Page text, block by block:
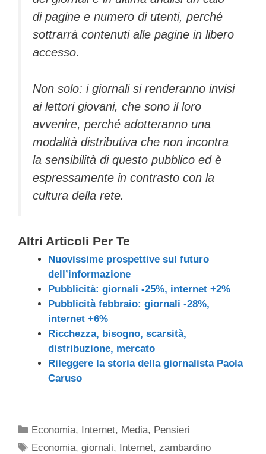
di pagine e numero di utenti, perché
sottrarrà contenuti alle pagine in libero
accesso.
Non solo: i giornali si renderanno invisi
ai lettori giovani, che sono il loro
avvenire, perché adotteranno una
modalità distributiva che non incontra
la sensibilità di questo pubblico ed è
espressamente in contrasto con la
cultura della rete.
Altri Articoli Per Te
Nuovissime prospettive sul futuro
dell’informazione
Pubblicità: giornali -25%, internet +2%
Pubblicità febbraio: giornali -28%,
internet +6%
Ricchezza, bisogno, scarsità,
distribuzione, mercato
Rileggere la storia della giornalista Paola
Caruso
Categorie
Economia, Internet, Media, Pensieri
Tag
Economia,giornali, Internet,zambardino